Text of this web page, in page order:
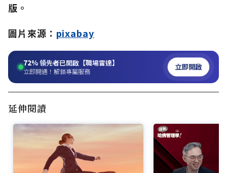
版。
圖片來源： pixabay
72%領先者已開啟【職場雷達】
立即開通！解鎖專屬服務 立即開啟
延伸閱讀